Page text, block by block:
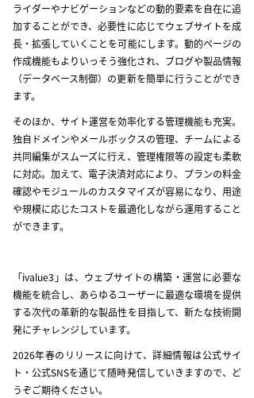
ライダーやナビゲーションなどの動的要素を自在に追
加することができ、必要性に応じてウェブサイトを成
長・拡張していくことを可能にします。動的ページの
作成機能もよりいっそう強化され、ブログや製品情報
（データベース制御）の更新を簡単に行うことができ
ます。
そのほか、サイト運営を効率化する管理機能も充実。
独自ドメインやメールボックスの管理、チームによる
共同編集がスムーズに行え、管理権限等の設定も柔軟
に対応。加えて、電子決済対応により、プランの料金
確認やモジュールのカスタマイズが容易になり、用途
や規模に応じたコストを最適化しながら運用すること
ができます。
「ivalue3」は、ウェブサイトの構築・運営に必要な
機能を統合し、あらゆるユーザーに最適な環境を提供
する次代の革新的な製品性を目指して、新たな技術開
発にチャレンジしています。
2026年春のリリースに向けて、詳細情報は公式サイ
ト・公式SNSを通じて随時発信していきますので、ど
うぞご期待ください。